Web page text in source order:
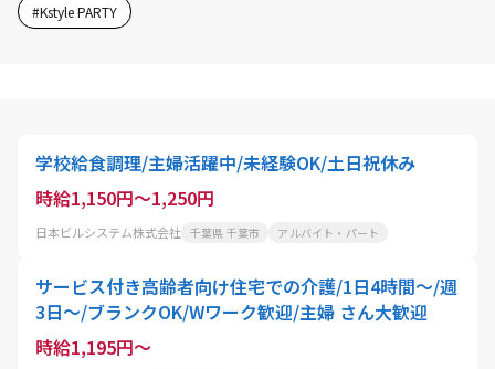
#Kstyle PARTY
学校給食調理/主婦活躍中/未経験OK/土日祝休み
時給1,150円～1,250円
日本ビルシステム株式会社 千葉県 千葉市 アルバイト・パート
サービス付き高齢者向け住宅での介護/1日4時間～/週
3日～/ブランクOK/Wワーク歓迎/主婦 さん大歓迎
時給1,195円～